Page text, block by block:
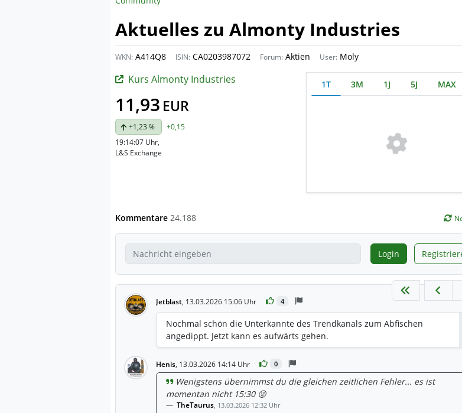
Aktuelles zu Almonty Industries
WKN: A414Q8 ISIN: CA0203987072 Forum: Aktien User: Moly
Kurs Almonty Industries
11,93 EUR
+1,23 %
+0,15
19:14:07 Uhr,
L&S Exchange
1T 3M 1J 5J MAX
Kommentare 24.188
Login
Jetblast, 13.03.2026 15:06 Uhr 4
Nochmal schön die Unterkannte des Trendkanals zum Abfischen
angedippt. Jetzt kann es aufwärts gehen.
Henis, 13.03.2026 14:14 Uhr 0
Wenigstens übernimmst du die gleichen zeitlichen Fehler... es ist
momentan nicht 15:30 😜
TheTaurus, 13.03.2026 12:32 Uhr